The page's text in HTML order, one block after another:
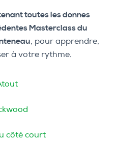
toutes les donnes
Masterclass du
, pour apprendre,
à votre rythme.
côté court